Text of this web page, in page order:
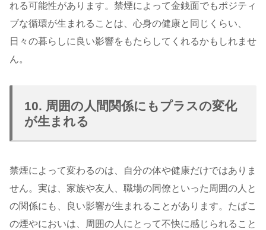
れる可能性があります。禁煙によって金銭面でもポジティ
ブな循環が生まれることは、心身の健康と同じくらい、
日々の暮らしに良い影響をもたらしてくれるかもしれませ
ん。
10. 周囲の人間関係にもプラスの変化
が生まれる
禁煙によって変わるのは、自分の体や健康だけではありま
せん。実は、家族や友人、職場の同僚といった周囲の人と
の関係にも、良い影響が生まれることがあります。たばこ
の煙やにおいは、周囲の人にとって不快に感じられること